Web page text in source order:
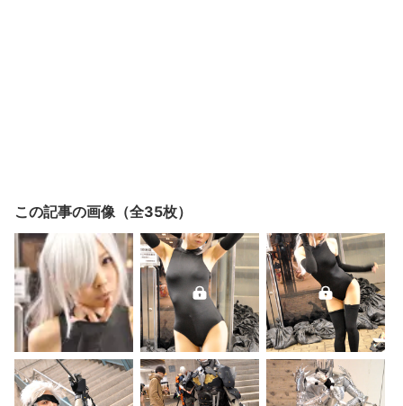
この記事の画像（全35枚）